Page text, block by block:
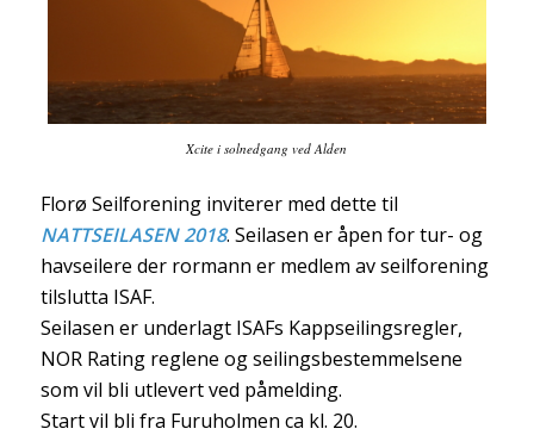
Xcite i solnedgang ved Alden
Florø Seilforening inviterer med dette til
NATTSEILASEN 2018. Seilasen er åpen for tur- og
havseilere der rormann er medlem av seilforening
tilslutta ISAF.
Seilasen er underlagt ISAFs Kappseilingsregler,
NOR Rating reglene og seilingsbestemmelsene
som vil bli utlevert ved påmelding.
Start vil bli fra Furuholmen ca kl. 20.